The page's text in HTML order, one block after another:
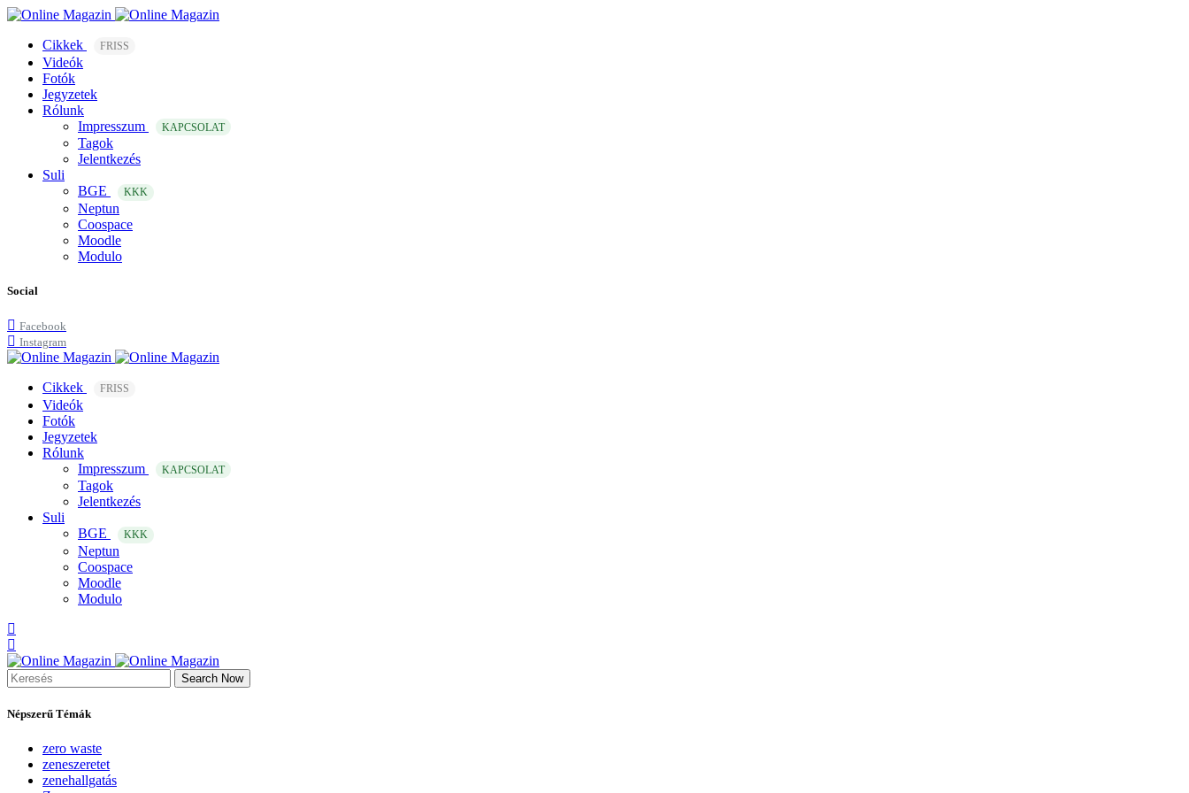
Cikkek FRISS
Videók
Fotók
Jegyzetek
Rólunk
Impresszum
KAPCSOLAT
Tagok
Jelentkezés
Suli
BGE
KKK
Neptun
Coospace
Moodle
Modulo
Social
Facebook
Instagram
Cikkek FRISS
Videók
Fotók
Jegyzetek
Rólunk
Impresszum
KAPCSOLAT
Tagok
Jelentkezés
Suli
BGE
KKK
Neptun
Coospace
Moodle
Modulo
Search Now
Népszerű Témák
zero waste
zeneszeretet
zenehallgatás